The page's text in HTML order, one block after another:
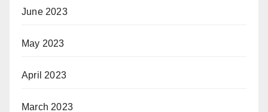
June 2023
May 2023
April 2023
March 2023